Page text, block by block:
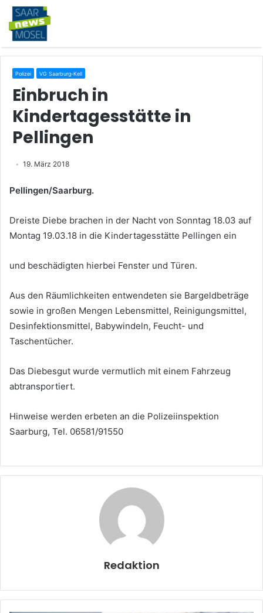
Polizei VG Saarburg-Kell
Einbruch in
Kindertagesstätte in
Pellingen
19. März 2018
Pellingen/Saarburg.
Dreiste Diebe brachen in der Nacht von Sonntag 18.03 auf
Montag 19.03.18 in die Kindertagesstätte Pellingen ein
und beschädigten hierbei Fenster und Türen.
Aus den Räumlichkeiten entwendeten sie Bargeldbeträge
sowie in großen Mengen Lebensmittel, Reinigungsmittel,
Desinfektionsmittel, Babywindeln, Feucht- und
Taschentücher.
Das Diebesgut wurde vermutlich mit einem Fahrzeug
abtransportiert.
Hinweise werden erbeten an die Polizeiinspektion
Saarburg, Tel. 06581/91550
Redaktion